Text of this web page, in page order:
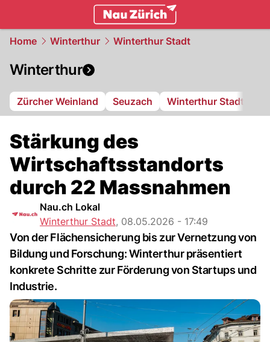
Home Winterthur Winterthur Stadt
Winterthur
Zürcher Weinland Seuzach Winterthur Stadt
Stärkung des
Wirtschaftsstandorts
durch 22 Massnahmen
Nau.ch Lokal
Winterthur Stadt, 08.05.2026 - 17:49
Von der Flächensicherung bis zur Vernetzung von
Bildung und Forschung: Winterthur präsentiert
konkrete Schritte zur Förderung von Startups und
Industrie.